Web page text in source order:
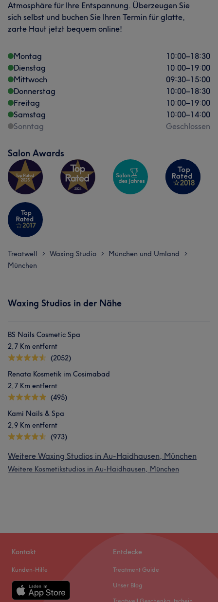
Atmosphäre für Ihre Entspannung. Überzeugen Sie
sich selbst und buchen Sie Ihren Termin für glatte,
zarte Haut jetzt bequem online!
Montag 10:00–18:30
Dienstag
10:00–19:00
Mittwoch
09:30–15:00
Donnerstag
10:00–18:30
Freitag
10:00–19:00
Samstag
10:00–14:00
Sonntag
Geschlossen
Salon Awards
Treatwell > Waxing Studio > München und Umland >
München
Waxing Studios in der Nähe
BS Nails Cosmetic Spa
2,7 Km entfernt
(2052)
Renata Kosmetik im Cosimabad
2,7 Km entfernt
(495)
Kami Nails & Spa
2,9 Km entfernt
(973)
Weitere Waxing Studios in Au-Haidhausen, München
Weitere Kosmetikstudios in Au-Haidhausen, München
Kontakt
Kunden-Hilfe
Entdecke
Treatment Guide
Unser Blog